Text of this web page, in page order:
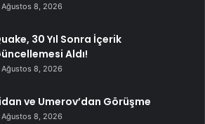
Ağustos 8, 2026
30 Yıl Sonra İçerik
Aldı!
Ağustos 8, 2026
ve Umerov’dan Görüşme
Ağustos 8, 2026